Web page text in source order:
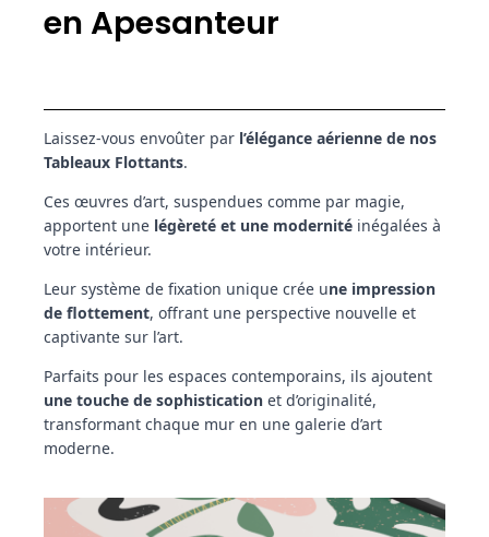
en Apesanteur
Laissez-vous envoûter par l’élégance aérienne de nos
Tableaux Flottants.
Ces œuvres d’art, suspendues comme par magie,
apportent une légèreté et une modernité inégalées à
votre intérieur.
Leur système de fixation unique crée une impression
de flottement, offrant une perspective nouvelle et
captivante sur l’art.
Parfaits pour les espaces contemporains, ils ajoutent
une touche de sophistication et d’originalité,
transformant chaque mur en une galerie d’art
moderne.